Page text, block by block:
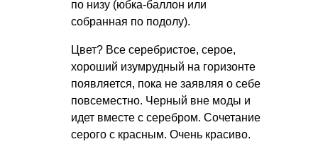
по низу (юбка-баллон или
собранная по подолу).
Цвет? Все серебристое, серое,
хороший изумрудный на горизонте
появляется, пока не заявляя о себе
повсеместно. Черный вне моды и
идет вместе с серебром. Сочетание
серого с красным. Очень красиво.